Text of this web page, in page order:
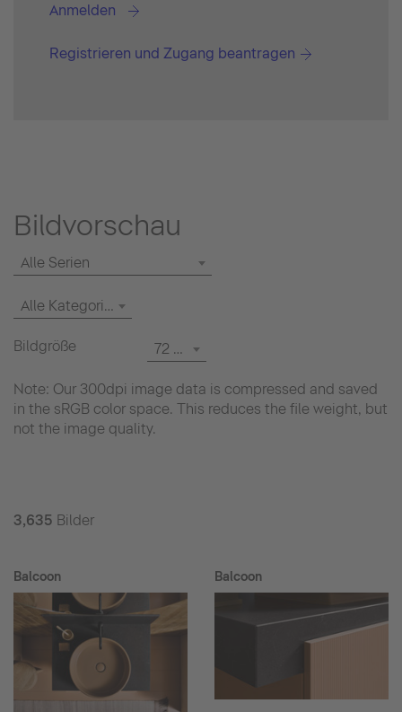
Anmelden
Registrieren und Zugang beantragen
Bildvorschau
Alle Serien
Alle Kategorien
Bildgröße 72 dpi
Note: Our 300dpi image data is compressed and saved
in the sRGB color space. This reduces the file weight, but
not the image quality.
3,635 Bilder
Balcoon Balcoon